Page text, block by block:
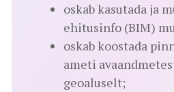
oskab kasutada ja
ehitusinfo (BIM)
oskab koostada
ameti
geoaluselt;